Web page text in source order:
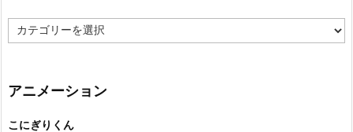
テ
ー
アニメーション
こにぎりくん